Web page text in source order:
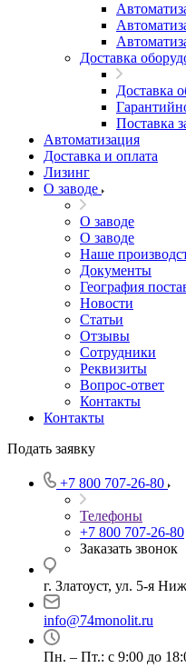
Доставка
Доставка
Поставка
Автоматизация
Доставка и оплата
Лизинг
О заводе
О заводе
О заводе
Наше
Документы
География
Новости
Статьи
Отзывы
Сотрудники
Реквизиты
Вопрос-ответ
Контакты
Контакты
Подать заявку
+7 800 707-26-80
Телефоны
+7 800 707-26-80
Заказать звонок
г. Златоуст, ул. 5-я
info@74monolit.ru
Пн. – Пт.: с 9:00 до